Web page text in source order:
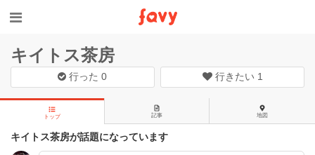
キイトス茶房
行った0 行きたい 1
トップ 記事 地図
キイトス茶房が話題になっています